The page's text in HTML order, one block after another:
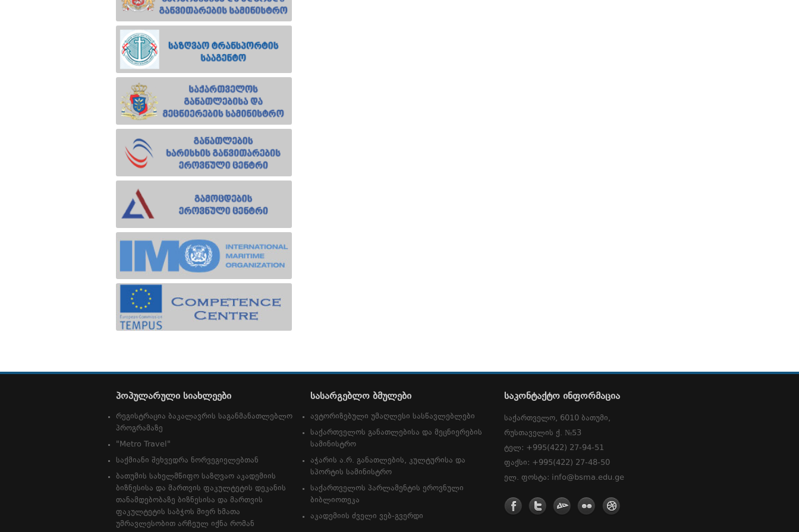
პოპულარული სიახლეები
რეგისტრაცია ბაკალავრის საგანმანათლებლო
პროგრამაზე
"Metro Travel"
საქმიანი შეხვედრა ნორვეგიელებთან
ბათუმის სახელმწიფო საზღვაო აკადემიის
ბიზნესისა და მართვის ფაკულტეტის დეკანის
თანამდებობაზე ბიზნესისა და მართვის
ფაკულტეტის საბჭოს მიერ ხმათა
უმრავლესობით არჩეულ იქნა რომან
სასარგებლო ბმულები
ავტორიზებული უმაღლესი სასწავლებლები
საქართველოს განათლებისა და მეცნიერების
სამინისტრო
აჭარის ა.რ. განათლების, კულტურისა და
სპორტის სამინისტრო
საქართველოს პარლამენტის ეროვნული
ბიბლიოთეკა
აკადემიის ძველი ვებ-გვერდი
საკონტაქტო ინფორმაცია
საქართველო, 6010 ბათუმი,
რუსთაველის ქ. №53
ტელ: +995(422) 27-94-51
ფაქსი: +995(422) 27-48-50
ელ. ფოსტა: info@bsma.edu.ge